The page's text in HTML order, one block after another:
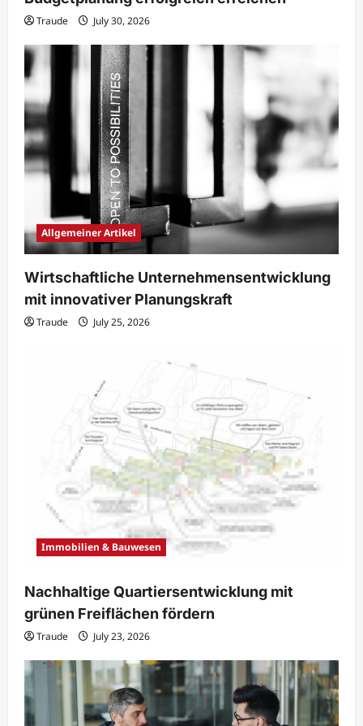
Traude July 30, 2026
Allgemeiner Artikel
Wirtschaftliche Unternehmensentwicklung
mit innovativer Planungskraft
Traude July 25, 2026
Immobilien & Bauwesen
Nachhaltige Quartiersentwicklung mit
grünen Freiflächen fördern
Traude July 23, 2026